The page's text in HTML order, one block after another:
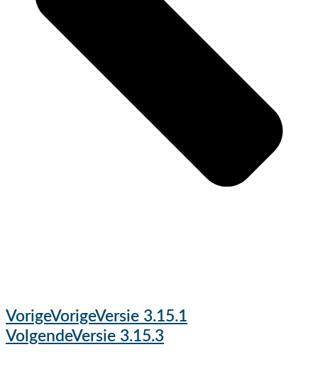
VorigeVorigeVersie 3.15.1
VolgendeVersie 3.15.3